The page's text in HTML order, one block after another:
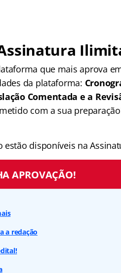
que mais aprova
da plataforma:
Comentada e a
com a sua
estão disponíveis na
APROVAÇÃO!
a redação